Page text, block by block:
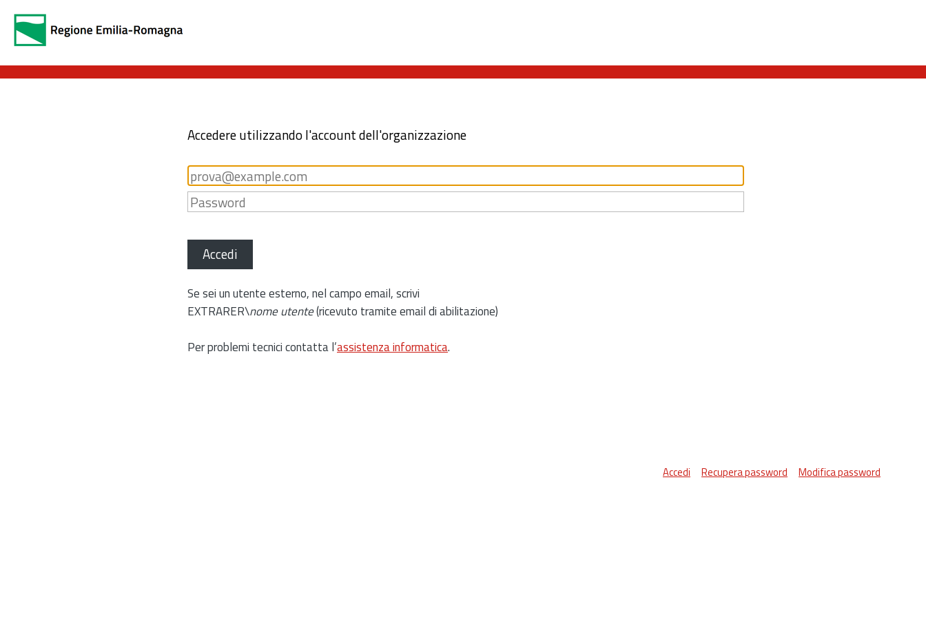
Accedere utilizzando l'account dell'organizzazione
Accedi
Se sei un utente esterno, nel campo email, scrivi
EXTRARER\nome utente(ricevuto tramite email di abilitazione)
Per problemi tecnici contatta l’assistenza informatica.
Accedi Recupera password Modifica password